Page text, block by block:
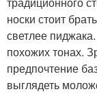
носки стоит
светлее
похожих тонах.
предпочтение
выглядеть